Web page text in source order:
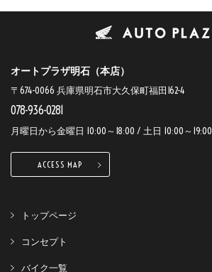
オートプラザ明石（本店）
〒674-0066 兵庫県明石市大久保町福田162-4
078-936-0281
月曜日から金曜日 10:00～18:00 / 土日 10:00～19:00
ACCESS MAP
トップページ
コンセプト
バイク一覧